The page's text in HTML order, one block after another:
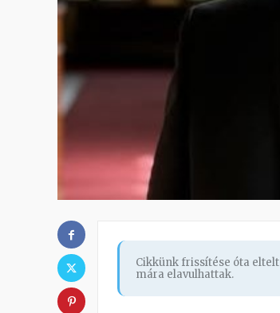
Cikkünk frissítése óta eltelt
mára elavulhattak.